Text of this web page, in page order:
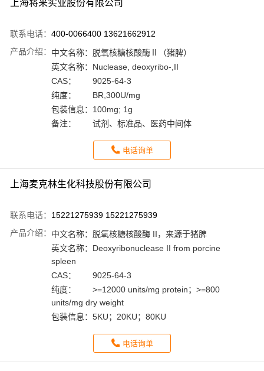
上海将来实业股份有限公司
联系电话： 400-0066400 13621662912
产品介绍： 中文名称： 脱氧核糖核酸酶Ⅱ（猪脾）
英文名称： Nuclease, deoxyribo-,II
CAS：
9025-64-3
纯度：
BR,300U/mg
包装信息： 100mg; 1g
备注：
试剂、标准品、医药中间体
电话询单
上海麦克林生化科技股份有限公司
联系电话： 15221275939 15221275939
产品介绍： 中文名称： 脱氧核糖核酸酶 II，来源于猪脾
英文名称： Deoxyribonuclease II from porcine
spleen
CAS：
9025-64-3
纯度：
>=12000 units/mg protein；>=800
units/mg dry weight
包装信息： 5KU；20KU；80KU
电话询单